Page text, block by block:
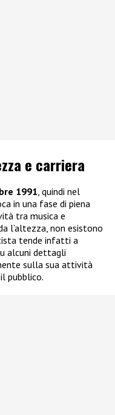
e carriera
1991, quindi nel
in una fase di piena
tra musica e
l’altezza, non esistono
tende infatti a
alcuni dettagli
sulla sua attività
pubblico.